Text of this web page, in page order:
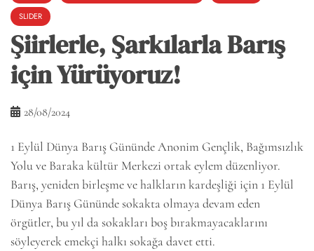
SLIDER
Şiirlerle, Şarkılarla Barış
için Yürüyoruz!
28/08/2024
1 Eylül Dünya Barış Gününde Anonim Gençlik, Bağımsızlık
Yolu ve Baraka kültür Merkezi ortak eylem düzenliyor.
Barış, yeniden birleşme ve halkların kardeşliği için 1 Eylül
Dünya Barış Gününde sokakta olmaya devam eden
örgütler, bu yıl da sokakları boş bırakmayacaklarını
söyleyerek emekçi halkı sokağa davet etti.